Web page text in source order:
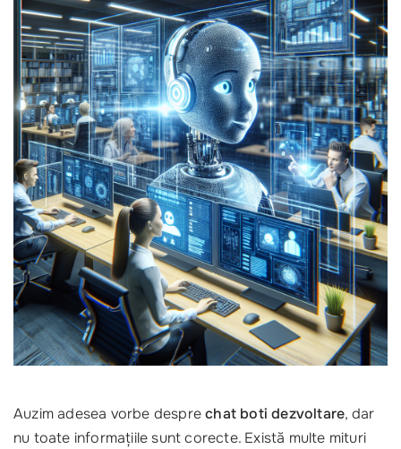
Auzim adesea vorbe desprechat boti dezvoltare, dar
nu toate informațiile sunt corecte. Există multe mituri